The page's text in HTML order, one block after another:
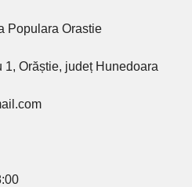
Populara Orastie
Orăștie, județ Hunedoara